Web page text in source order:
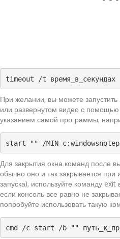
timeout /t время_в_секундах
При желании, вы можете
или развернутом видео с
указанием самой программы,
start "" /MIN
Для закрытия окна команд после
обычно оно и так закрывается при
запуска), используйте команду
если консоль все равно не
попробуйте использовать такую
cmd /c start /b ""